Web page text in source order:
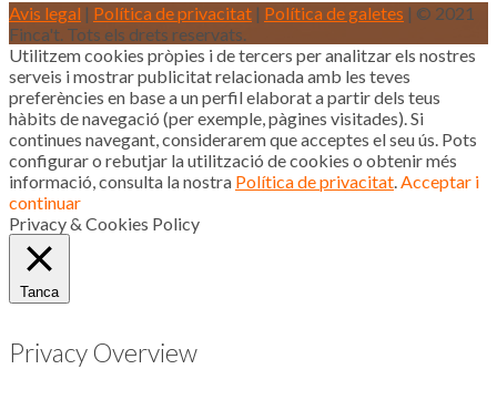
Avis legal | Política de privacitat | Política de galetes | © 2021
Finca't. Tots els drets reservats.
Utilitzem cookies pròpies i de tercers per analitzar els nostres
serveis i mostrar publicitat relacionada amb les teves
preferències en base a un perfil elaborat a partir dels teus
hàbits de navegació (per exemple, pàgines visitades). Si
continues navegant, considerarem que acceptes el seu ús. Pots
configurar o rebutjar la utilització de cookies o obtenir més
informació, consulta la nostra Política de privacitat Acceptar i
continuar
Privacy & Cookies Policy
Tanca
Privacy Overview